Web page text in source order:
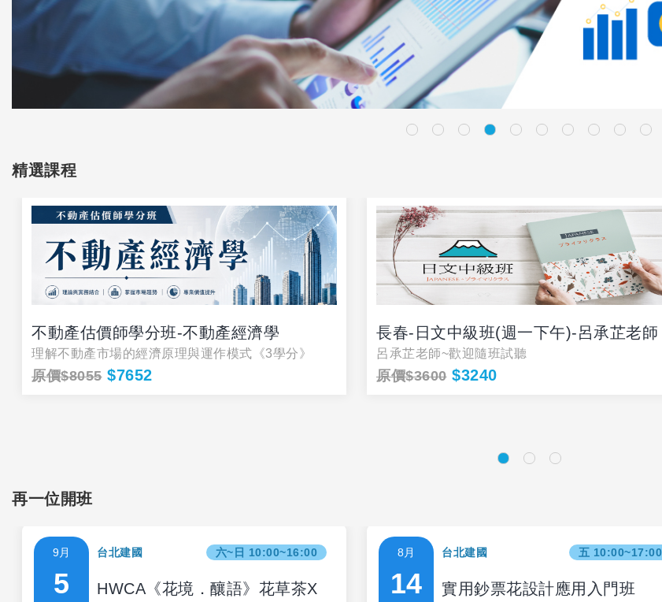
精選課程
不動產估價師學分班-不動產經濟學
理解不動產市場的經濟原理與運作模式《3學分》
原價$8055$7652
長春-日文中級班(週一下午)-呂承芷老師
呂承芷老師~歡迎隨班試聽
原價$3600$3240
再一位開班
9月
5
台北建國 六~日 10:00~16:00
HWCA《花境．釀語》花草茶X
8月
14
台北建國 五 10:00~17:00
實用鈔票花設計應用入門班